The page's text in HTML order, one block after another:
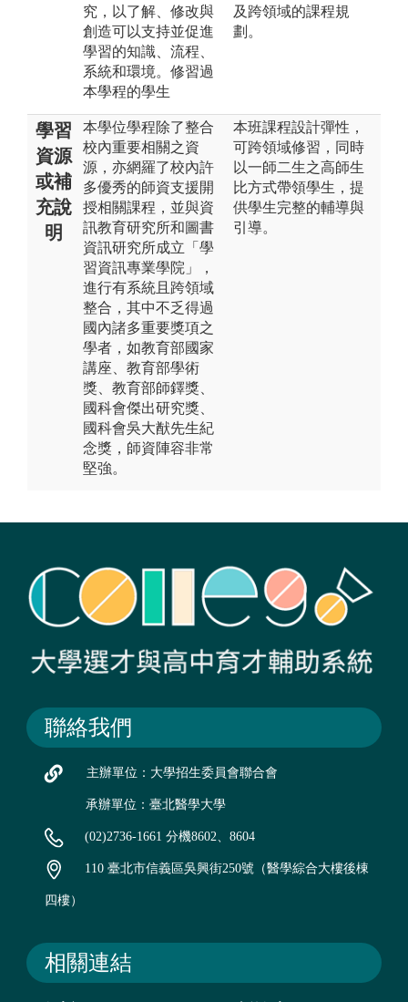
究，以了解、修改與
創造可以支持並促進
學習的知識、流程、
系統和環境。修習過
本學程的學生
及跨領域的課程規
劃。
學習
資源
或補
充說
明
本學位學程除了整合
校內重要相關之資
源，亦網羅了校內許
多優秀的師資支援開
授相關課程，並與資
訊教育研究所和圖書
資訊研究所成立「學
習資訊專業學院」，
進行有系統且跨領域
整合，其中不乏得過
國內諸多重要獎項之
學者，如教育部國家
講座、教育部學術
獎、教育部師鐸獎、
國科會傑出研究獎、
國科會吳大猷先生紀
念獎，師資陣容非常
堅強。
本班課程設計彈性，
可跨領域修習，同時
以一師二生之高師生
比方式帶領學生，提
供學生完整的輔導與
引導。
聯絡我們
主辦單位：大學招生委員會聯合會
承辦單位：臺北醫學大學
(02)2736-1661 分機8602、8604
110 臺北市信義區吳興街250號（醫學綜合大樓後棟
四樓）
相關連結